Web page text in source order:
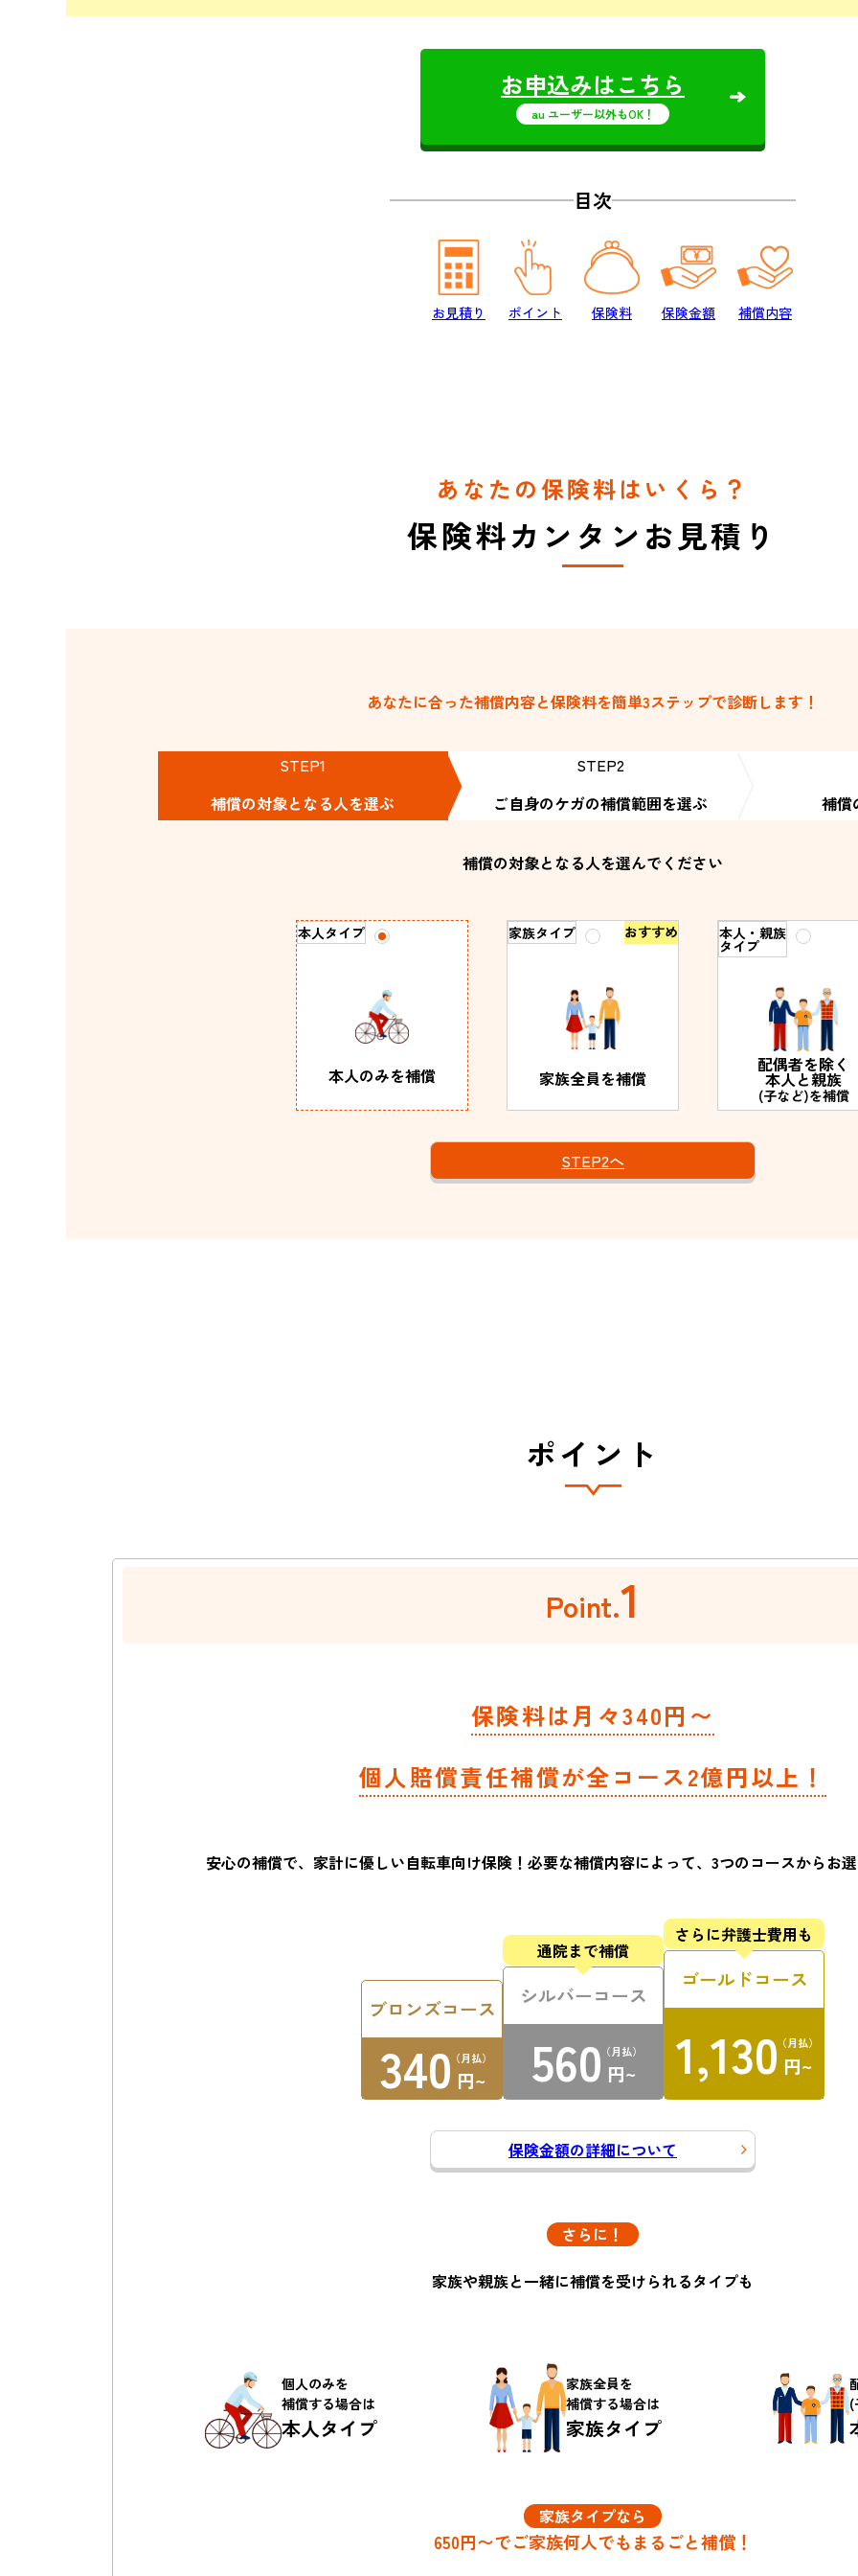
お申込みはこちら
au ユーザー以外もOK！
目次
お見積り ポイント 保険料 保険金額 補償内容
あなたの保険料はいくら？
保険料カンタンお見積り
あなたに合った補償内容と保険料を簡単3ステップで診断します！
STEP1
補償の対象となる人を選ぶ
STEP2
ご自身のケガの補償範囲を選ぶ
補償
補償の対象となる人を選んでください
本人タイプ
本人のみを補償
家族タイプ おすすめ
家族全員を補償
本人・親族
タイプ
配偶者を除く
本人と親族
(子など)を補償
STEP2へ
ポイント
Point.1
保険料は月々340円〜
個人賠償責任補償が全コース2億円以上！
安心の補償で、家計に優しい自転車向け保険！ 必要な補償内容によって、3つのコースからお
ブロンズコース
340 円~
（月払）
通院まで補償
シルバーコース
560 円~
（月払）
さらに弁護士費用も
ゴールドコース
1,130 円~
（月払）
保険金額の詳細について
さらに！
家族や親族と一緒に補償を受けられるタイプも
個人のみを
補償する場合は
本人タイプ
家族全員を
補償する場合は
家族タイプ
(
家族タイプなら
650円〜でご家族何人でもまるごと補償！